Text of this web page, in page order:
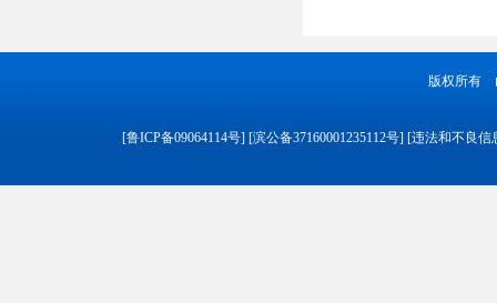
版权所有
[鲁ICP备09064114号] [滨公备37160001235112号] [违法和不良信